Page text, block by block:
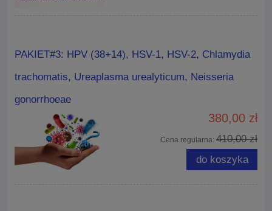
PAKIET#3: HPV (38+14), HSV-1, HSV-2, Chlamydia
trachomatis, Ureaplasma urealyticum, Neisseria
gonorrhoeae
380,00 zł
Cena regularna: 410,00 zł
do koszyka